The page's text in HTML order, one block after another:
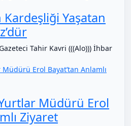
Kardeşliği Yaşatan
Gazeteci Tahir Kavri (((Alo))) İhbar
Müdürü Erol
Ziyaret